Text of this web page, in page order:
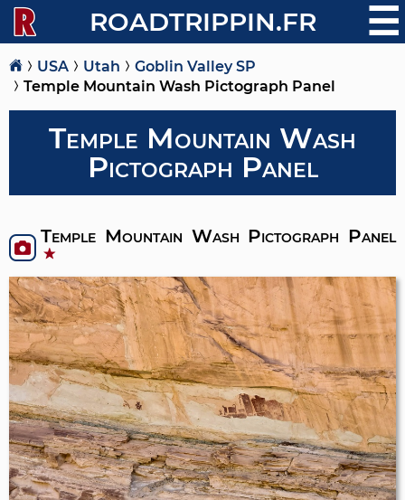
ROADTRIPPIN.FR ☰
USA Utah
Goblin Valley SP
Temple Mountain Wash Pictograph Panel
Temple Mountain Wash
Pictograph Panel
Temple Mountain Wash Pictograph Panel